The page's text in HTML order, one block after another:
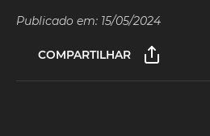
Publicado em: 15/05/2024
COMPARTILHAR